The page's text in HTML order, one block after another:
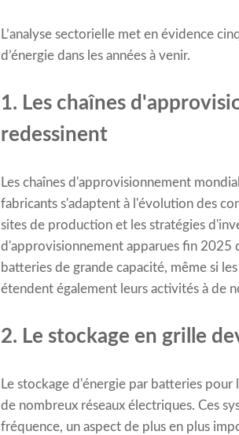
L’analyse sectorielle met en évidence
d’énergie dans les années à venir.
1. Les chaînes
redessinent
Les chaînes d'approvisionnement
fabricants s'adaptent à l'évolution des
sites de production et les stratégies
d'approvisionnement apparues fin 2025
batteries de grande capacité, même si
étendent également leurs activités à de
2. Le stockage en grille
Le stockage d'énergie par batteries
de nombreux réseaux électriques. Ces
fréquence, un aspect de plus en plus